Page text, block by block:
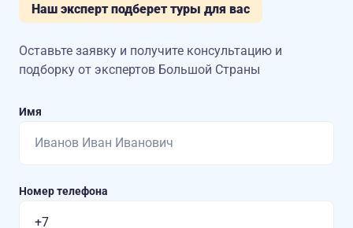
Наш эксперт подберет туры для вас
Оставьте заявку и получите консультацию и
подборку от экспертов Большой Страны
Имя
Номер телефона